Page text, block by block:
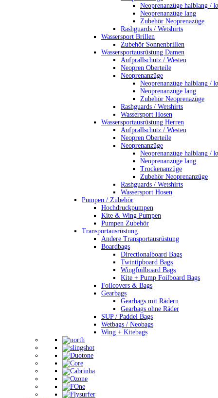
Neoprenanzüge halblang /
Neoprenanzüge lang
Zubehör Neoprenazüge
Rashguards / Wetshirts
Wassersport Brillen
Zubehör Sonnenbrillen
Wassersportausrüstung Damen
Aufprallschutz / Westen
Neopren Oberteile
Neoprenanzüge
Neoprenanzüge halblang /
Neoprenanzüge lang
Zubehör Neoprenazüge
Rashguards / Wetshirts
Wassersport Hosen
Wassersportausrüstung Herren
Aufprallschutz / Westen
Neopren Oberteile
Neoprenanzüge
Neoprenanzüge halblang /
Neoprenanzüge lang
Trockenanzüge
Zubehör Neoprenanzüge
Rashguards / Wetshirts
Wassersport Hosen
Pumpen / Zubehör
Hochdruckpumpen
Kite & Wing Pumpen
Pumpen Zubehör
Transportausrüstung
Andere Transportausrüstung
Boardbags
Directionalboard Bags
Twintipboard Bags
Wingfoilboard Bags
Kite + Pump Foilboard Bags
Foilcovers & Bags
Gearbags
Gearbags mit Rädern
Gearbags ohne Räder
SUP / Paddel Bags
Wetbags / Neobags
Wing + Kitebags